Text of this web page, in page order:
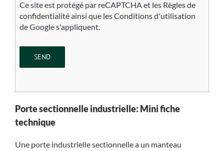
Ce site est protégé par reCAPTCHA et les Règles de
confidentialitéainsi que lesConditions d'utilisation
de Google s'appliquent.
Porte sectionnelle industrielle: Mini fiche
technique
Une porte industrielle sectionnelle a un manteau